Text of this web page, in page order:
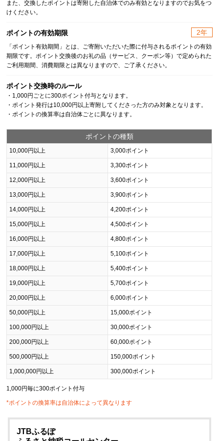
また、交換したポイントは寄附した自治体でのみ有効となりますのでお気をつ
けください。
ポイントの有効期限 2年
「ポイント有効期間」とは、ご寄附いただいた際に付与されるポイントの有効
期限です。ポイント交換後のお礼の品（サービス、クーポン等）で定められた
ご利用期間、消費期限とは異なりますので、ご了承ください。
ポイント交換時のルール
・1,000円ごとに300ポイント付与となります。
・ポイント発行は10,000円以上寄附してくださった方のみ対象となります。
・ポイントの換算率は自治体ごとに異なります。
ポイントの種類
10,000円以上 3,000ポイント
11,000円以上 3,300ポイント
12,000円以上 3,600ポイント
13,000円以上 3,900ポイント
14,000円以上 4,200ポイント
15,000円以上 4,500ポイント
16,000円以上 4,800ポイント
17,000円以上 5,100ポイント
18,000円以上 5,400ポイント
19,000円以上 5,700ポイント
20,000円以上 6,000ポイント
50,000円以上 15,000ポイント
100,000円以上 30,000ポイント
200,000円以上 60,000ポイント
500,000円以上 150,000ポイント
1,000,000円以上 300,000ポイント
1,000円毎に300ポイント付与
*ポイントの換算率は自治体によって異なります
JTBふるぽ